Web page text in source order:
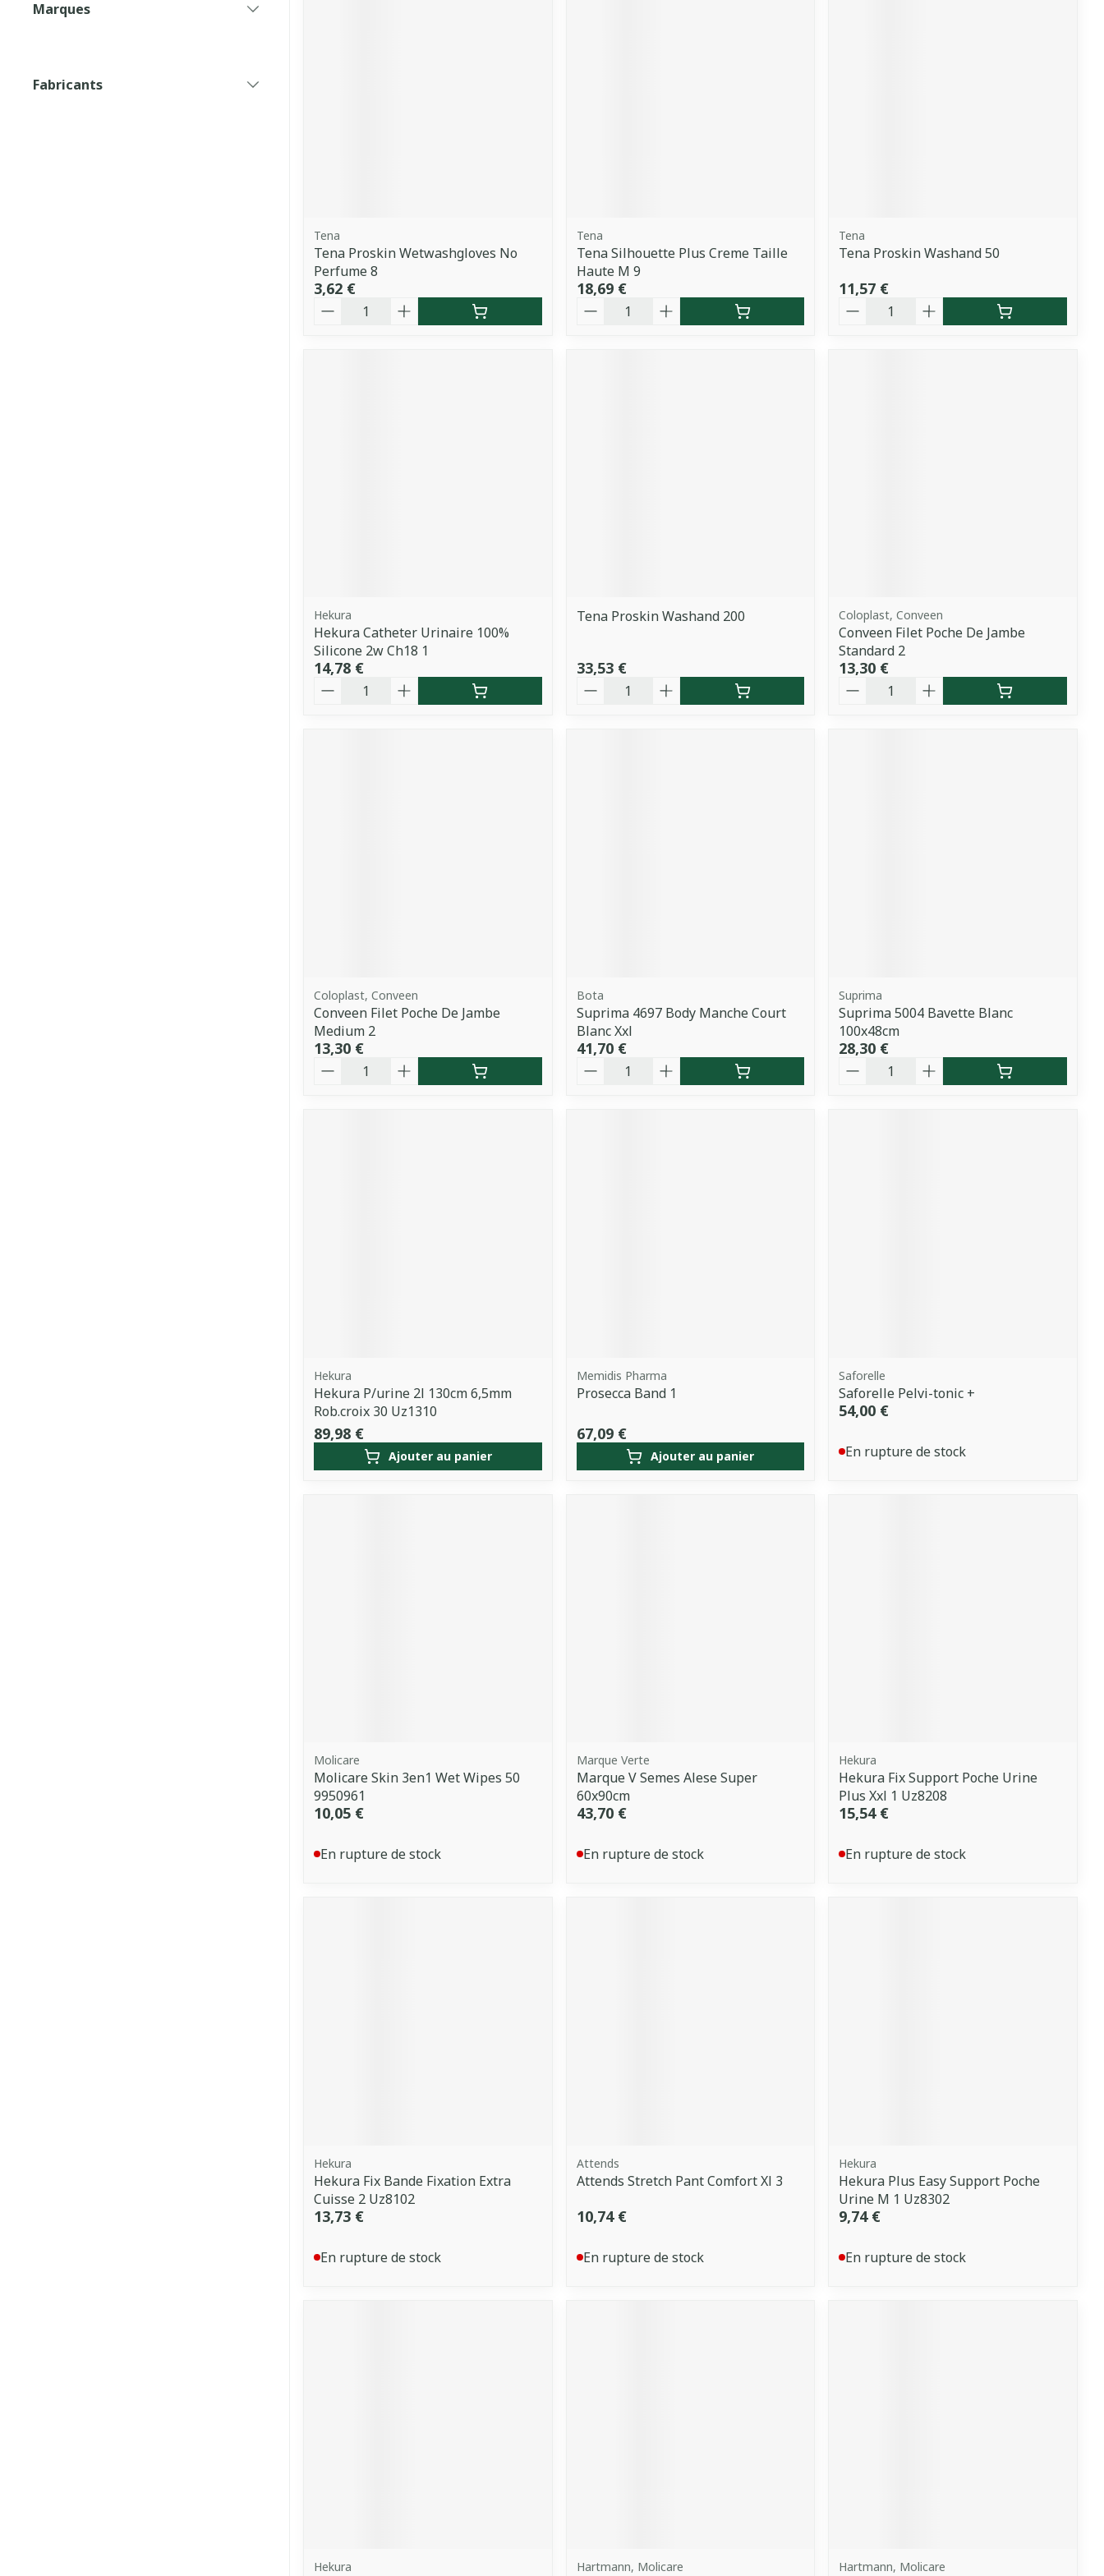
Marques
Fabricants
Tena
Tena Proskin Wetwashgloves No
Perfume 8
3,62 €
Quantité
Tena
Tena Silhouette Plus Creme Taille
Haute M 9
18,69 €
Quantité
Tena
Tena Proskin Washand 50
11,57 €
Quantité
Hekura
Hekura Catheter Urinaire 100%
Silicone 2w Ch18 1
14,78 €
Quantité
Tena Proskin Washand 200
33,53 €
Quantité
Coloplast, Conveen
Conveen Filet Poche De Jambe
Standard 2
13,30 €
Quantité
Coloplast, Conveen
Conveen Filet Poche De Jambe
Medium 2
13,30 €
Quantité
Bota
Suprima 4697 Body Manche Court
Blanc Xxl
41,70 €
Quantité
Suprima
Suprima 5004 Bavette Blanc
100x48cm
28,30 €
Quantité
Hekura
Hekura P/urine 2l 130cm 6,5mm
Rob.croix 30 Uz1310
89,98 €
Ajouter au panier
Memidis Pharma
Prosecca Band 1
67,09 €
Ajouter au panier
Saforelle
Saforelle Pelvi-tonic +
54,00 €
En rupture de stock
Molicare
Molicare Skin 3en1 Wet Wipes 50
9950961
10,05 €
En rupture de stock
Marque Verte
Marque V Semes Alese Super
60x90cm
43,70 €
En rupture de stock
Hekura
Hekura Fix Support Poche Urine
Plus Xxl 1 Uz8208
15,54 €
En rupture de stock
Hekura
Hekura Fix Bande Fixation Extra
Cuisse 2 Uz8102
13,73 €
En rupture de stock
Attends
Attends Stretch Pant Comfort Xl 3
10,74 €
En rupture de stock
Hekura
Hekura Plus Easy Support Poche
Urine M 1 Uz8302
9,74 €
En rupture de stock
Hekura Hartmann, Molicare Hartmann, Molicare